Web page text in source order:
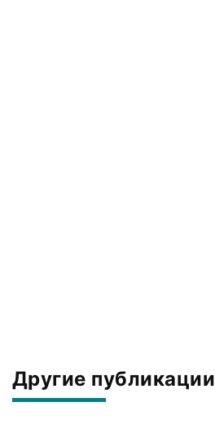
Другие публикации